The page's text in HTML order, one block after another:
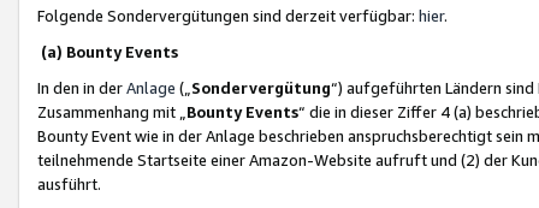
Folgende Sondervergütungen sind derzeit verfügbar: hier.
(a) Bounty Events
In den in derAnlage („ Sondervergütung“) aufgeführten Ländern
Zusammenhang mit „ Bounty Events“ die in dieser Ziffer 4 (a)
Bounty Event wie in der Anlage beschrieben anspruchsberechtigt sein
teilnehmende Startseite einer Amazon-Website aufruft und (2) der
ausführt.